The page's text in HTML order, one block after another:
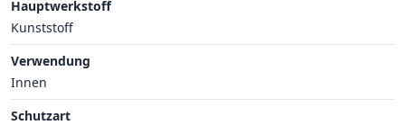
Hauptwerkstoff
Kunststoff
Verwendung
Innen
Schutzart